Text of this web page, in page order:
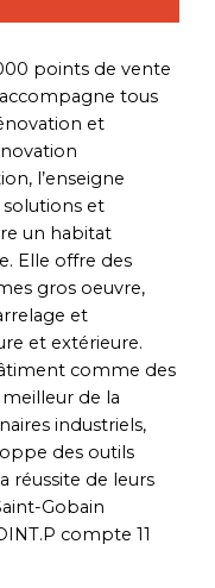
points de vente
tous
et
l’enseigne
et
un habitat
Elle offre des
gros oeuvre,
et
et extérieure.
comme des
de la
industriels,
des outils
réussite de leurs
Gobain
compte 11